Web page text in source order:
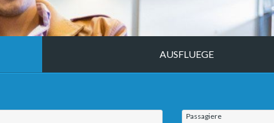
AUSFLUEGE
Passagiere